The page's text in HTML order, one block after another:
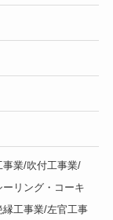
業/吹付工事業/
リング・コーキ
工事業/左官工事